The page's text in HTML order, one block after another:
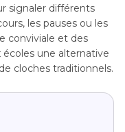
signaler différents
les pauses ou les
conviviale et des
écoles une alternative
cloches traditionnels.